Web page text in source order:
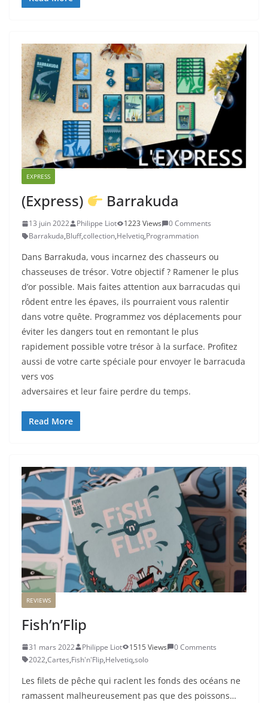
EXPRESS
(Express) Barrakuda
13 juin 2022 Philippe Liot 1223 Views
0 Comments
Barrakuda,Bluff,collection,Helvetiq,Programmation
Dans Barrakuda, vous incarnez des chasseurs ou
chasseuses de trésor. Votre objectif ? Ramener le plus
d’or possible. Mais faites attention aux barracudas qui
rôdent entre les épaves, ils pourraient vous ralentir
dans votre quête. Programmez vos déplacements pour
éviter les dangers tout en remontant le plus
rapidement possible votre trésor à la surface. Profitez
aussi de votre carte spéciale pour envoyer le barracuda
vers vos
adversaires et leur faire perdre du temps.
Read More
REVIEWS
Fish’n’Flip
31 mars 2022 Philippe Liot 1515 Views
0 Comments
2022,Cartes,Fish'n'Flip,Helvetiq,solo
Les filets de pêche qui raclent les fonds des océans ne
ramassent malheureusement pas que des poissons…